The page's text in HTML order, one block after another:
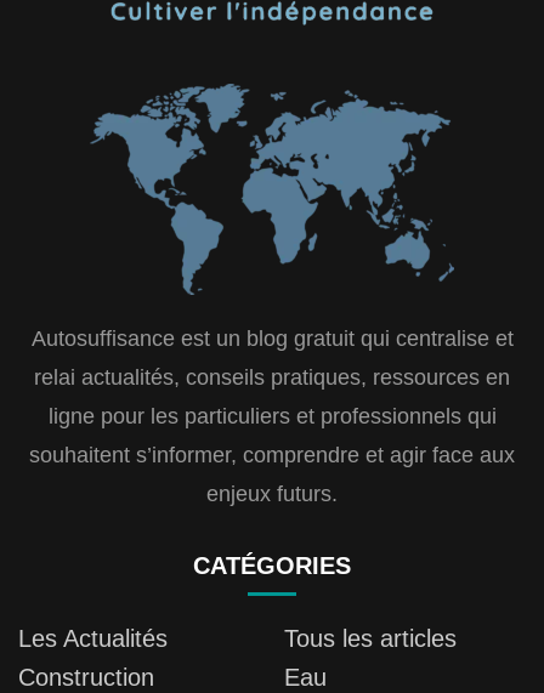
Autosuffisance est un blog gratuit qui centralise et
relai actualités, conseils pratiques, ressources en
ligne pour les particuliers et professionnels qui
souhaitent s’informer, comprendre et agir face aux
enjeux futurs.
CATÉGORIES
Les Actualités
Tous les articles
Construction
Eau